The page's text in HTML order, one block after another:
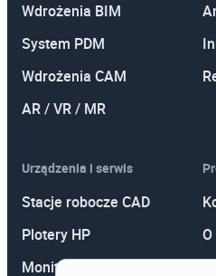
Wdrożenia BIM
System PDM
Wdrożenia CAM
AR / VR / MR
Urządzenia i serwis
Stacje robocze CAD
Plotery HP
Monitory